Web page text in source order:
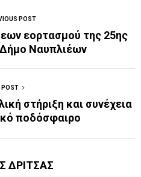
POST
εορτασμού της 25ης
Ναυπλιέων
POST
στήριξη και συνέχεια
ποδόσφαιρο
ΔΡΙΤΣΑΣ